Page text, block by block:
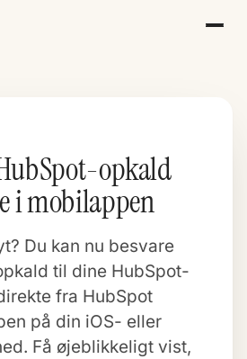
opkald
i mobilappen
Du kan nu besvare
til dine HubSpot-
fra HubSpot
på din iOS- eller
Få øjeblikkeligt vist,